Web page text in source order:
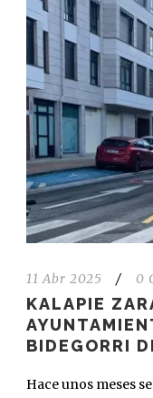
11 Abr 2025 / 0
KALAPIE
BIDEGORRI
Hace unos meses